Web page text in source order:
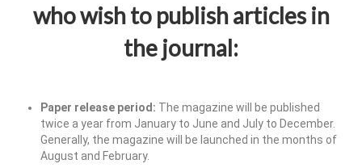
who wish to publish articles in
the journal:
Paper release period: The magazine will be published
twice a year from January to June and July to December.
Generally, the magazine will be launched in the months of
August and February.